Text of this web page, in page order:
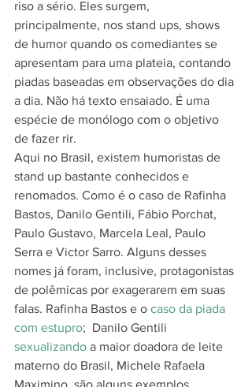
riso a sério. Eles surgem,
principalmente, nos stand ups, shows
de humor quando os comediantes se
apresentam para uma plateia, contando
piadas baseadas em observações do dia
a dia. Não há texto ensaiado. É uma
espécie de monólogo com o objetivo
de fazer rir.
Aqui no Brasil, existem humoristas de
stand up bastante conhecidos e
renomados. Como é o caso de Rafinha
Bastos, Danilo Gentili, Fábio Porchat,
Paulo Gustavo, Marcela Leal, Paulo
Serra e Victor Sarro. Alguns desses
nomes já foram, inclusive, protagonistas
de polêmicas por exagerarem em suas
falas. Rafinha Bastos e o caso da piada
com estupro;  Danilo Gentili
sexualizando a maior doadora de leite
materno do Brasil, Michele Rafaela
Maximino, são alguns exemplos.